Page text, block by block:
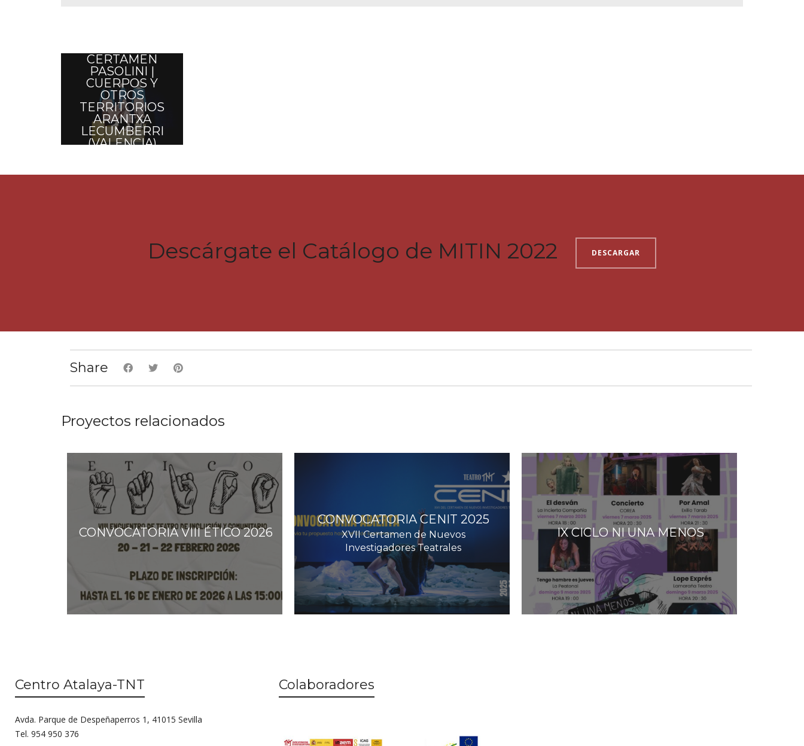
CERTAMEN
PASOLINI |
CUERPOS Y
OTROS
TERRITORIOS
ARANTXA
LECUMBERRI
(VALENCIA)
Descárgate el Catálogo de MITIN 2022 DESCARGAR
Share
Proyectos relacionados
CONVOCATORIA VIII ÉTICO 2026
CONVOCATORIA CENIT 2025
XVII Certamen de Nuevos
Investigadores Teatrales
IX CICLO NI UNA MENOS
Centro Atalaya-TNT
Avda. Parque de Despeñaperros 1, 41015 Sevilla
Tel. 954 950 376
Colaboradores